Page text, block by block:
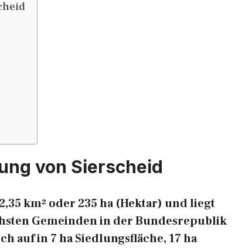
von Sierscheid
km² oder 235 ha (Hektar) und liegt
Gemeinden in der Bundesrepublik
auf in 7 ha Siedlungsfläche, 17 ha